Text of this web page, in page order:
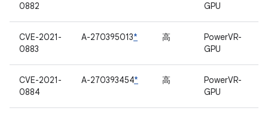
0882
GPU
CVE-2021-
0883
A-270395013* 高
PowerVR-
GPU
CVE-2021-
0884
A-270393454* 高
PowerVR-
GPU